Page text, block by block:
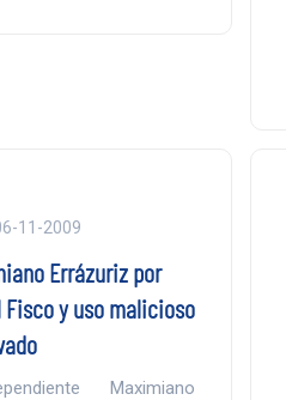
11-2009
Errázuriz por
y uso malicioso
Maximiano